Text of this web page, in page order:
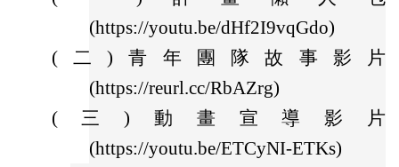
(https://youtu.be/dHf2I9vqGdo)
(二) 青年團隊故事影片
(https://reurl.cc/RbAZrg)
(三) 動畫宣導影片
(https://youtu.be/ETCyNI-ETKs)